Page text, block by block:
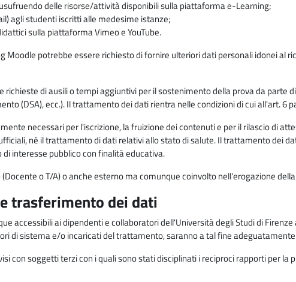
delle risorse/attività disponibili sulla piattaforma e-Learning;
agli studenti iscritti alle medesime istanze;
sulla piattaforma Vimeo e YouTube.
potrebbe essere richiesto di fornire ulteriori dati personali idonei al
di ausili o tempi aggiuntivi per il sostenimento della prova da parte
(DSA), ecc.). Il trattamento dei dati rientra nelle condizioni di cui all'art. 6
necessari per l'iscrizione, la fruizione dei contenuti e per il rilascio di
né il trattamento di dati relativi allo stato di salute. Il trattamento dei
di interesse pubblico con finalità educativa.
o T/A) o anche esterno ma comunque coinvolto nell'erogazione
trasferimento dei dati
accessibili ai dipendenti e collaboratori dell'Università degli Studi di
di sistema e/o incaricati del trattamento, saranno a tal fine
con soggetti terzi con i quali sono stati disciplinati i reciproci rapporti per la